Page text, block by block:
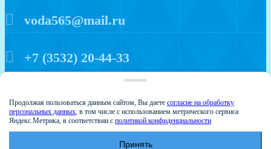
voda565@mail.ru
+7 (3532) 20-44-33
Продолжая пользоваться данным сайтом, Вы даете согласие на обработку
персональных данных, в том числе с использованием метрического сервиса
Яндекс.Метрика, в соответствии с политикой конфиденциальности
Принять